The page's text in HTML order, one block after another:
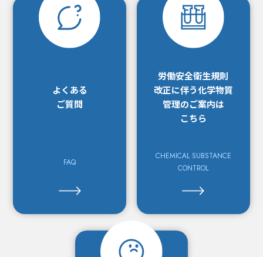
よくある
ご質問
FAQ
労働安全衛生規則
改正に伴う化学物質
管理のご案内は
こちら
CHEMICAL SUBSTANCE
CONTROL